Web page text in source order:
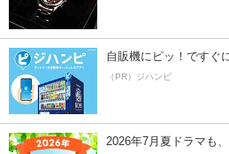
自販機にピッ！ですぐ
（PR）ジハンピ
2026年7月夏ドラマも